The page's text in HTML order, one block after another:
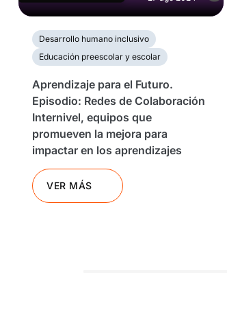
Desarrollo humano inclusivo
Educación preescolar y escolar
Aprendizaje para el Futuro.
Episodio: Redes de Colaboración
Internivel, equipos que
promueven la mejora para
impactar en los aprendizajes
VER MÁS